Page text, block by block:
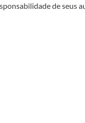
de seus